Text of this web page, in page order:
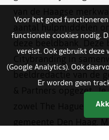
& Partners opgezet.
zowel The Hague &
Voor het goed
functionele cookies nodig.
vereist. Ook gebruikt deze
(Google Analytics). Ook
Er worden geen